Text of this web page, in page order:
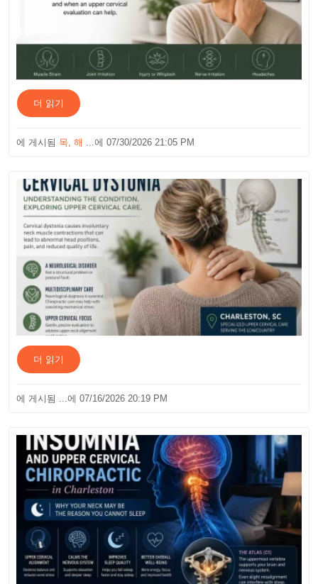
더 읽기
에 게시됨 목, 해 ...에 07/30/2026 21:05 PM
더 읽기
에 게시됨 ...에 07/16/2026 20:19 PM